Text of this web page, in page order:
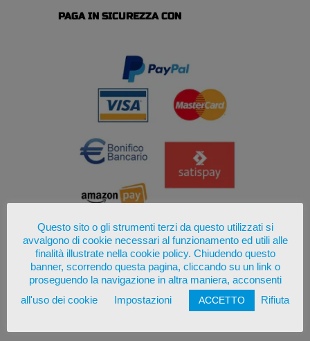
PAGA IN SICUREZZA CON
Questo sito o gli strumenti terzi da questo utilizzati si
avvalgono di cookie necessari al funzionamento ed utili alle
finalità illustrate nella cookie policy. Chiudendo questo
banner, scorrendo questa pagina, cliccando su un link o
proseguendo la navigazione in altra maniera, acconsenti
all'uso dei cookie
Impostazioni ACCETTO Rifiuta